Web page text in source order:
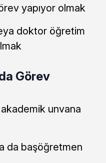
yapıyor olmak
doktor öğretim
Görev
unvana
da başöğretmen